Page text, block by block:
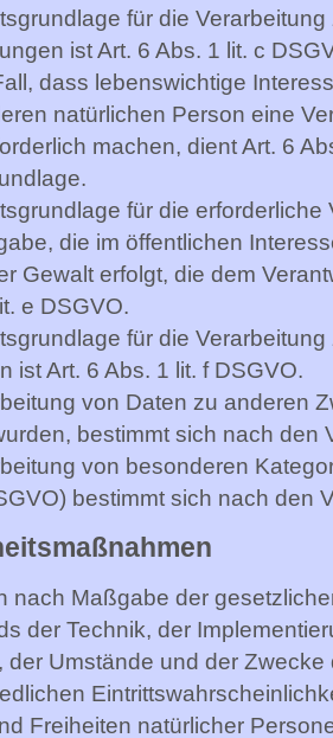
für die
ist Art. 6 Abs. 1 lit. c
dass lebenswichtige
natürlichen Person eine
machen, dient Art. 6
für die
die im öffentlichen
Gewalt erfolgt, die dem
e DSGVO.
für die
ist Art. 6 Abs. 1 lit. f DSGVO.
von Daten zu anderen
bestimmt sich nach den
von besonderen
bestimmt sich nach den
nach Maßgabe der
der Technik, der
der Umstände und der
Freiheiten natürlicher